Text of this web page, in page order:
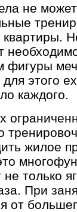
не
квартиры.
фигуры
этого
каждого.
жилое
не только
При
от